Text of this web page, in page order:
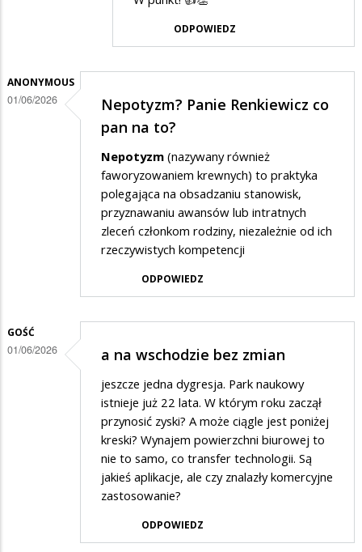
odpowiedzi
na
wschodzie
ODPOWIEDZ
ANONYMOUS
01/06/2026
Nepotyzm? Panie Renkiewicz co
pan na to?
Nepotyzm (nazywany również
faworyzowaniem krewnych) to praktyka
polegająca na obsadzaniu stanowisk,
przyznawaniu awansów lub intratnych
zleceń członkom rodziny, niezależnie od ich
rzeczywistych kompetencji
ODPOWIEDZ
GOŚĆ
01/06/2026 a na wschodzie bez zmian
jeszcze jedna dygresja. Park naukowy
istnieje już 22 lata. W którym roku zaczął
przynosić zyski? A może ciągle jest poniżej
kreski? Wynajem powierzchni biurowej to
nie to samo, co transfer technologii. Są
jakieś aplikacje, ale czy znalazły komercyjne
zastosowanie?
ODPOWIEDZ